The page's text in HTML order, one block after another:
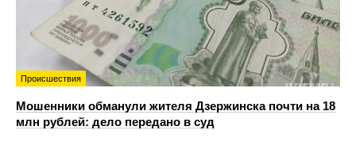
Происшествия
Мошенники обманули жителя Дзержинска почти на 18
млн рублей: дело передано в суд